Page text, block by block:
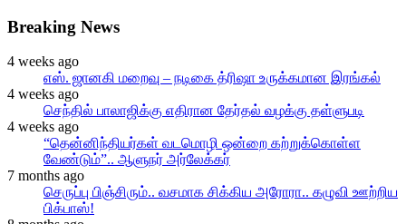
Breaking News
4 weeks ago
எஸ். ஜானகி மறைவு – நடிகை த்ரிஷா உருக்கமான இரங்கல்
4 weeks ago
செந்தில் பாலாஜிக்கு எதிரான தேர்தல் வழக்கு தள்ளுபடி
4 weeks ago
“தென்னிந்தியர்கள் வடமொழி ஒன்றை கற்றுக்கொள்ள
வேண்டும்”.. ஆளுநர் அர்லேக்கர்
7 months ago
செருப்பு பிஞ்சிரும்.. வசமாக சிக்கிய அரோரா.. கழுவி ஊற்றிய
பிக்பாஸ்!